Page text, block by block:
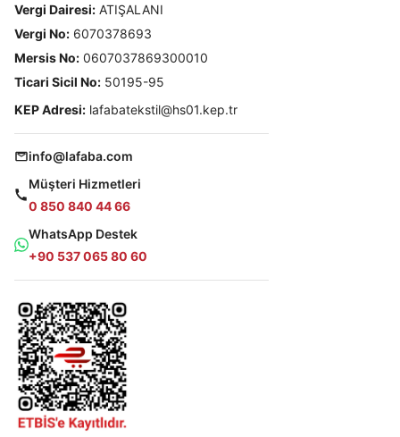
Vergi Dairesi: ATIŞALANI
Vergi No: 6070378693
Mersis No: 0607037869300010
Ticari Sicil No: 50195-95
KEP Adresi: lafabatekstil@hs01.kep.tr
info@lafaba.com
Müşteri Hizmetleri
0 850 840 44 66
WhatsApp Destek
+90 537 065 80 60